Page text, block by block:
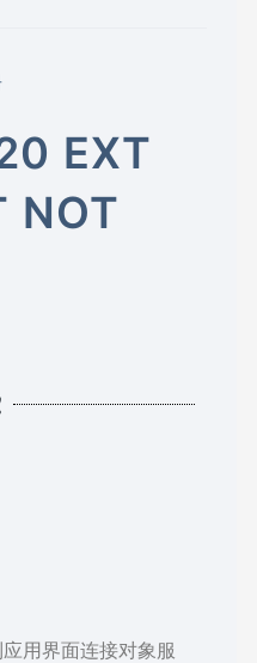
EXT
NOT
用界面连接对象服